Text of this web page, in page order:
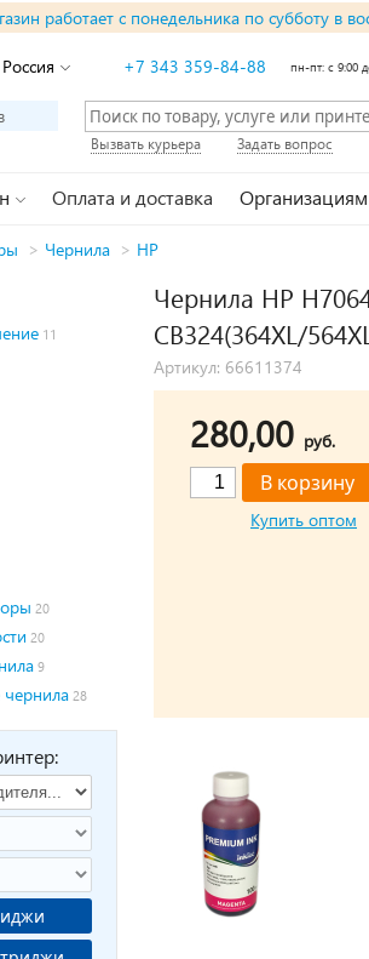
работает с понедельника по субботу в
Россия +7 343 359-84-88 пн-пт: с 9:00
Вызвать курьера Задать вопрос
Оплата и доставка Организациям
> Чернила > HP
11
20
20
9
28
Чернила HP
CB324(364XL/
Артикул: 66611374
280,00 руб.
Купить оптом